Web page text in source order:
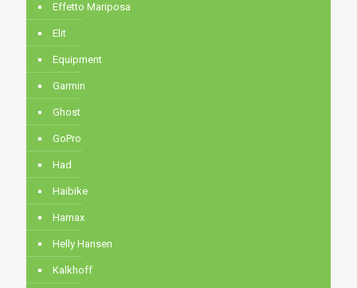
Effetto Mariposa
Elit
Equipment
Garmin
Ghost
GoPro
Had
Haibike
Hamax
Helly Hansen
Kalkhoff